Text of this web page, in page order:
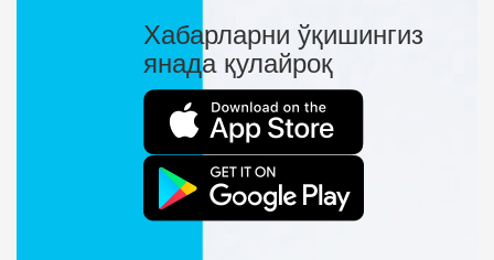
Хабарларни ўқишингиз
янада қулайроқ